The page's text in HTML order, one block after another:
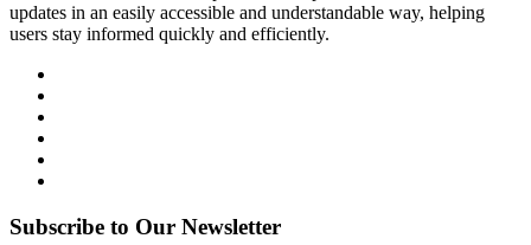
updates in an easily accessible and understandable way, helping
users stay informed quickly and efficiently.
Subscribe to Our Newsletter